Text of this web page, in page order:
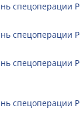
спецоперации
спецоперации
спецоперации
спецоперации